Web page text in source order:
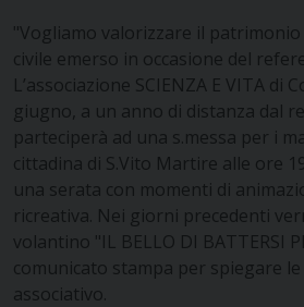
"Vogliamo valorizzare il
civile emerso in occasione del
L’associazione SCIENZA E VITA di
giugno, a un anno di distanza dal
parteciperà ad una s.messa per i
cittadina di S.Vito Martire alle ore
una serata con momenti di
ricreativa. Nei giorni precedenti
volantino "IL BELLO DI BATTERSI
comunicato stampa per spiegare
associativo.